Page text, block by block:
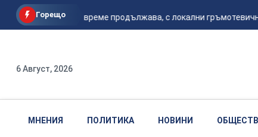
Горещо
Горещото време продължава, с локални
6 Август, 2026
МНЕНИЯ ПОЛИТИКА НОВИНИ